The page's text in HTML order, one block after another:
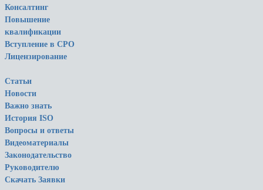
Консалтинг
Повышение
квалификации
Вступление в СРО
Лицензирование
Статьи
Новости
Важно знать
История ISO
Вопросы и ответы
Видеоматериалы
Законодательство
Руководителю
Скачать Заявки